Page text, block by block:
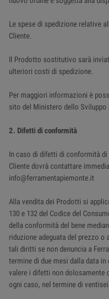
Le spese di spedizione relative
Cliente.
Il Prodotto sostitutivo sarà
ulteriori costi di spedizione.
Per maggiori informazioni è
sito del Ministero dello Sviluppo
2. Difetti di conformità
In caso di difetti di conformità di
Cliente dovrà contattare
info@ferramentapiemonte.it
Alla vendita dei Prodotti si
130 e 132 del Codice del
della conformità del bene
riduzione adeguata del prezzo
tali diritti se non denuncia a
termine di due mesi dalla data
valere i difetti non dolosamente
ogni caso, nel termine di